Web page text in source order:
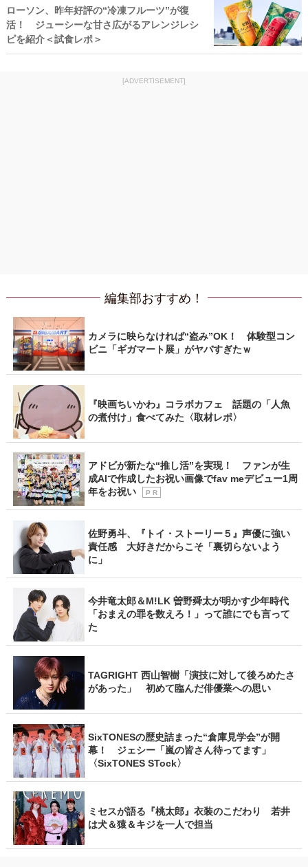
ローソン、昨年好評の“冷凍フルーツ”が復
活！ ジューシーな甘さ広がるアレンジレシ
ピを紹介＜試食レポ＞
[ADVERTISEMENT]
編集部おすすめ！
カメラに映らなければ“盗み”OK！ 体験型コン
ビニ「ギガマート展」がヤバすぎたｗ
『映画ちいかわ』コラボカフェ 話題の「人魚
の煮付け」食べてみた〈取材レポ〉
アドビが新たな“推し活”を実現！ ファンが生
成AIで作成したお祝い画像でfav meデビュー1周
年をお祝い
P R
佐野勇斗、『トイ・ストーリー５』声優に強い
責任感 大好きだからこそ「裏切らないよう
に」
今井竜太郎＆M!LK 曽野舜太が明かす少年時代
「おまえの罪を数えろ！」って誰にでも言って
た
TAGRIGHT 西山智樹「演技に対して後ろめたさ
があった」 初めて臨んだ俳優業への思い
SixTONESの歴史詰まった“倉庫見学会”が開
幕！ ジェシー「嵐の皆さん待ってます」
〈SixTONES STock〉
ミセスが語る『桃太郎』衣装のこだわり 若井
は犬＆猿＆キジを一人で担当